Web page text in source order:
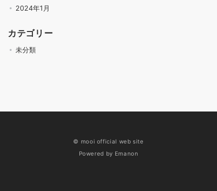
2024年1月
カテゴリー
未分類
© mooi official web site
Powered by Emanon